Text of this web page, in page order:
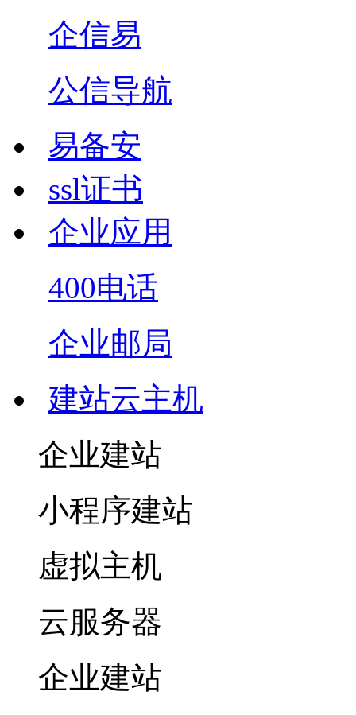
企信易
公信导航
易备安
ssl证书
企业应用
400电话
企业邮局
建站云主机
企业建站
小程序建站
虚拟主机
云服务器
企业建站